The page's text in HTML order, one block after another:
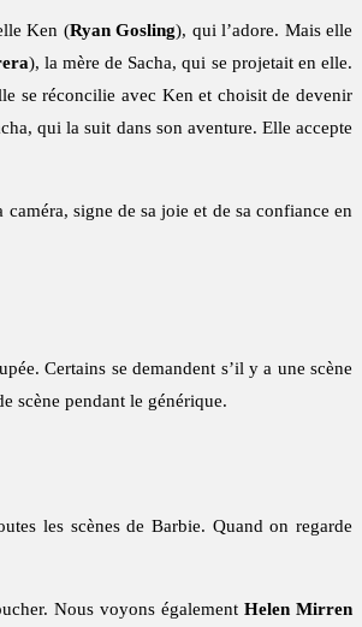
Ken (Ryan Gosling), qui l’adore. Mais elle
), la mère de Sacha, qui se projetait en elle.
se réconcilie avec Ken et choisit de devenir
qui la suit dans son aventure. Elle accepte
signe de sa joie et de sa confiance en
Certains se demandent s’il y a une scène
scène pendant le générique.
les scènes de Barbie. Quand on regarde
Nous voyons égalementHelen Mirren